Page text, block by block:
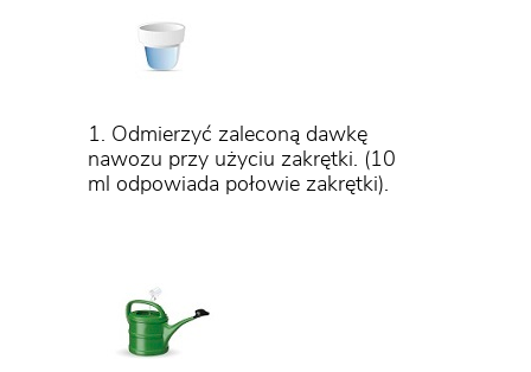
1. Odmierzyć zaleconą dawkę
nawozu przy użyciu zakrętki. (10
ml odpowiada połowie zakrętki).